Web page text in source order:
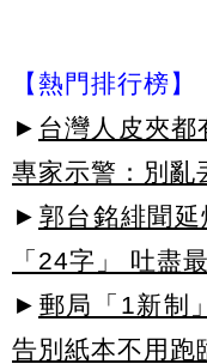
【熱門排行榜】
► 台灣人皮夾都
專家示警：別亂
► 郭台銘緋聞
「24字」 吐盡
► 郵局「1新制
告別紙本不用跑